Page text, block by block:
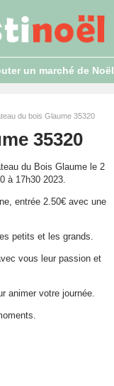
un marché de Noël
du bois Glaume 35320
35320
du Bois Glaume le 2
à 17h30 2023.
entrée 2.50€ avec une
petits et les grands.
vous leur passion et
animer votre journée.